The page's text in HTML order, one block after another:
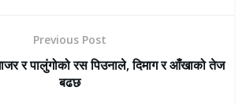
Previous Post
र पालुंगोको रस पिउनाले, दिमाग र आँखाको तेज
बढछ